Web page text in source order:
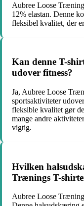
Aubree Loose
12% elastan. Denne
fleksibel kvalitet, der
Kan denne T-
udover fitness?
Ja, Aubree Loose
sportsaktiviteter
fleksible kvalitet gør
mange andre
vigtig.
Hvilken
Trænings T-
Aubree Loose